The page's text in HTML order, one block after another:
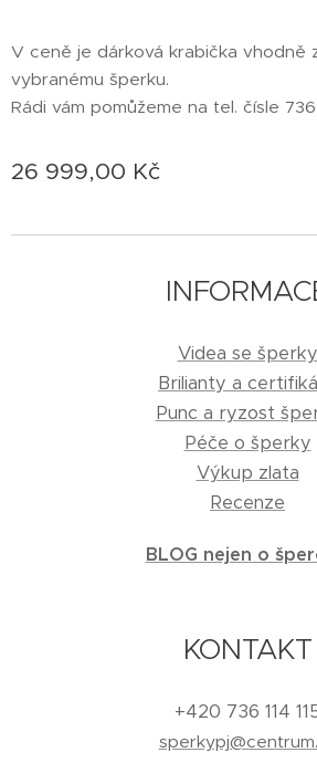
V ceně je dárková krabička vhodně
vybranému šperku.
Rádi vám pomůžeme na tel. čísle 736
26 999,00 Kč
Videa se šperky
Brilianty a
Punc a ryzost
Péče o šperky
Výkup zlata
Recenze
BLOG nejen o
KONTAKT
+420 736 114